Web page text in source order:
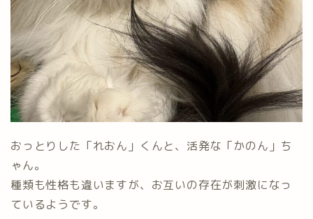
おっとりした「れおん」くんと、活発な「かのん」ち
ゃん。
種類も性格も違いますが、お互いの存在が刺激になっ
ているようです。